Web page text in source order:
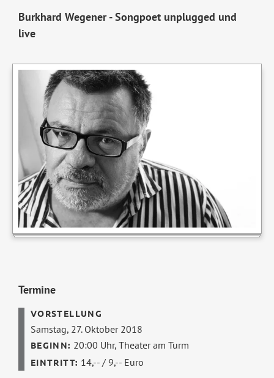
Burkhard Wegener - Songpoet unplugged und
live
Termine
Samstag, 27. Oktober 2018
20:00 Uhr,Theater am Turm
14,-- / 9,-- Euro